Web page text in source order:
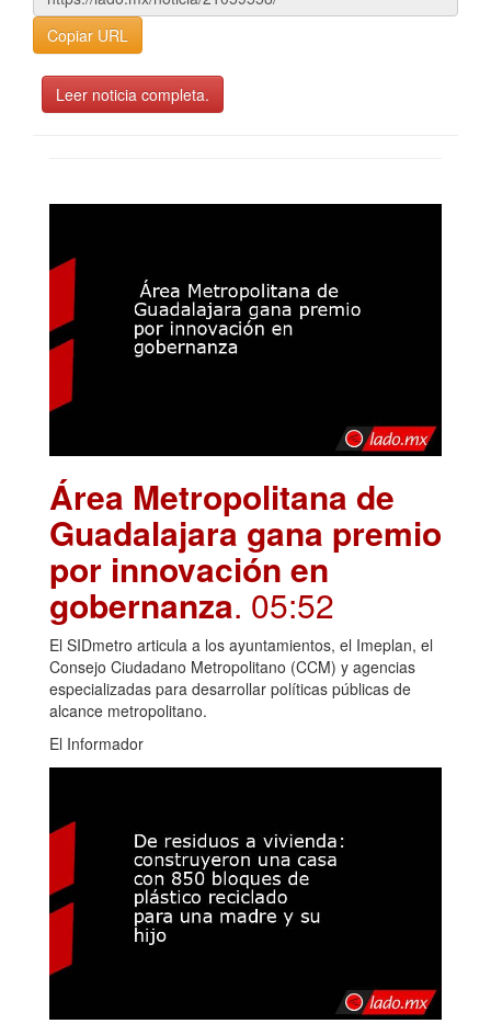
Copiar URL
Leer noticia completa.
Área Metropolitana de
Guadalajara gana premio
por innovación en
gobernanza. 05:52
El SIDmetro articula a los ayuntamientos, el Imeplan, el
Consejo Ciudadano Metropolitano (CCM) y agencias
especializadas para desarrollar políticas públicas de
alcance metropolitano.
El Informador